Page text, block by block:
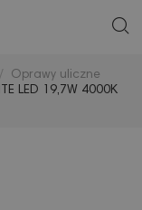
Oprawy uliczne
LED 19,7W 4000K